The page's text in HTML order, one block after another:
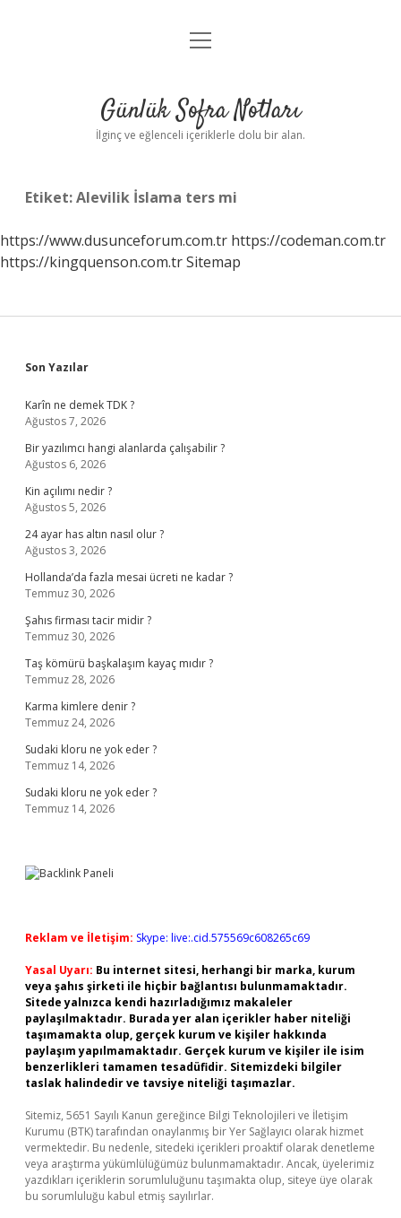
Anasayfa
Yasal Uyarı
menüyü
Günlük Sofra Notları
İlginç ve eğlenceli içeriklerle dolu bir alan.
Etiket:Alevilik İslama ters mi
https://www.dusunceforum.com.tr https://codeman.com.tr
https://kingquenson.com.trSitemap
Sidebar
Son Yazılar
Karîn ne demek TDK ?
Ağustos 7, 2026
Bir yazılımcı hangi alanlarda çalışabilir ?
Ağustos 6, 2026
Kin açılımı nedir ?
Ağustos 5, 2026
24 ayar has altın nasıl olur ?
Ağustos 3, 2026
Hollanda’da fazla mesai ücreti ne kadar ?
Temmuz 30, 2026
Şahıs firması tacir midir ?
Temmuz 30, 2026
Taş kömürü başkalaşım kayaç mıdır ?
Temmuz 28, 2026
Karma kimlere denir ?
Temmuz 24, 2026
Sudaki kloru ne yok eder ?
Temmuz 14, 2026
Sudaki kloru ne yok eder ?
Temmuz 14, 2026
Reklam ve İletişim: Skype: live:.cid.575569c608265c69
Yasal Uyarı: Bu internet sitesi, herhangi bir marka, kurum
veya şahıs şirketi ile hiçbir bağlantısı bulunmamaktadır.
Sitede yalnızca kendi hazırladığımız makaleler
paylaşılmaktadır. Burada yer alan içerikler haber niteliği
taşımamakta olup, gerçek kurum ve kişiler hakkında
paylaşım yapılmamaktadır. Gerçek kurum ve kişiler ile isim
benzerlikleri tamamen tesadüfidir. Sitemizdeki bilgiler
taslak halindedir ve tavsiye niteliği taşımazlar.
Sitemiz, 5651 Sayılı Kanun gereğince Bilgi Teknolojileri ve İletişim
Kurumu (BTK) tarafından onaylanmış bir Yer Sağlayıcı olarak hizmet
vermektedir. Bu nedenle, sitedeki içerikleri proaktif olarak denetleme
veya araştırma yükümlülüğümüz bulunmamaktadır. Ancak, üyelerimiz
yazdıkları içeriklerin sorumluluğunu taşımakta olup, siteye üye olarak
bu sorumluluğu kabul etmiş sayılırlar.